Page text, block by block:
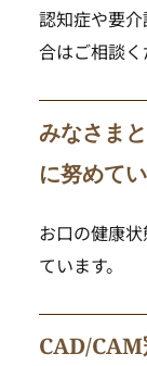
認知症や要
合はご相談く
みなさま
に努めて
お口の健康
ています。
CAD/